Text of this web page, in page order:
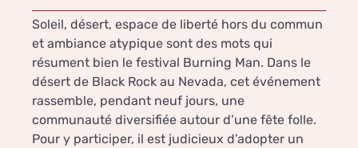
Soleil, désert, espace de liberté hors du commun
et ambiance atypique sont des mots qui
résument bien le festival Burning Man. Dans le
désert de Black Rock au Nevada, cet événement
rassemble, pendant neuf jours, une
communauté diversifiée autour d’une fête folle.
Pour y participer, il est judicieux d’adopter un